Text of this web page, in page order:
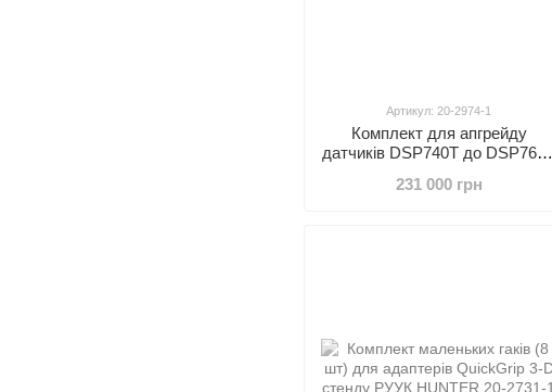
Артикул: 20-2974-1
Комплект для апгрейду
датчиків DSP740T до DSP760T
231 000 грн